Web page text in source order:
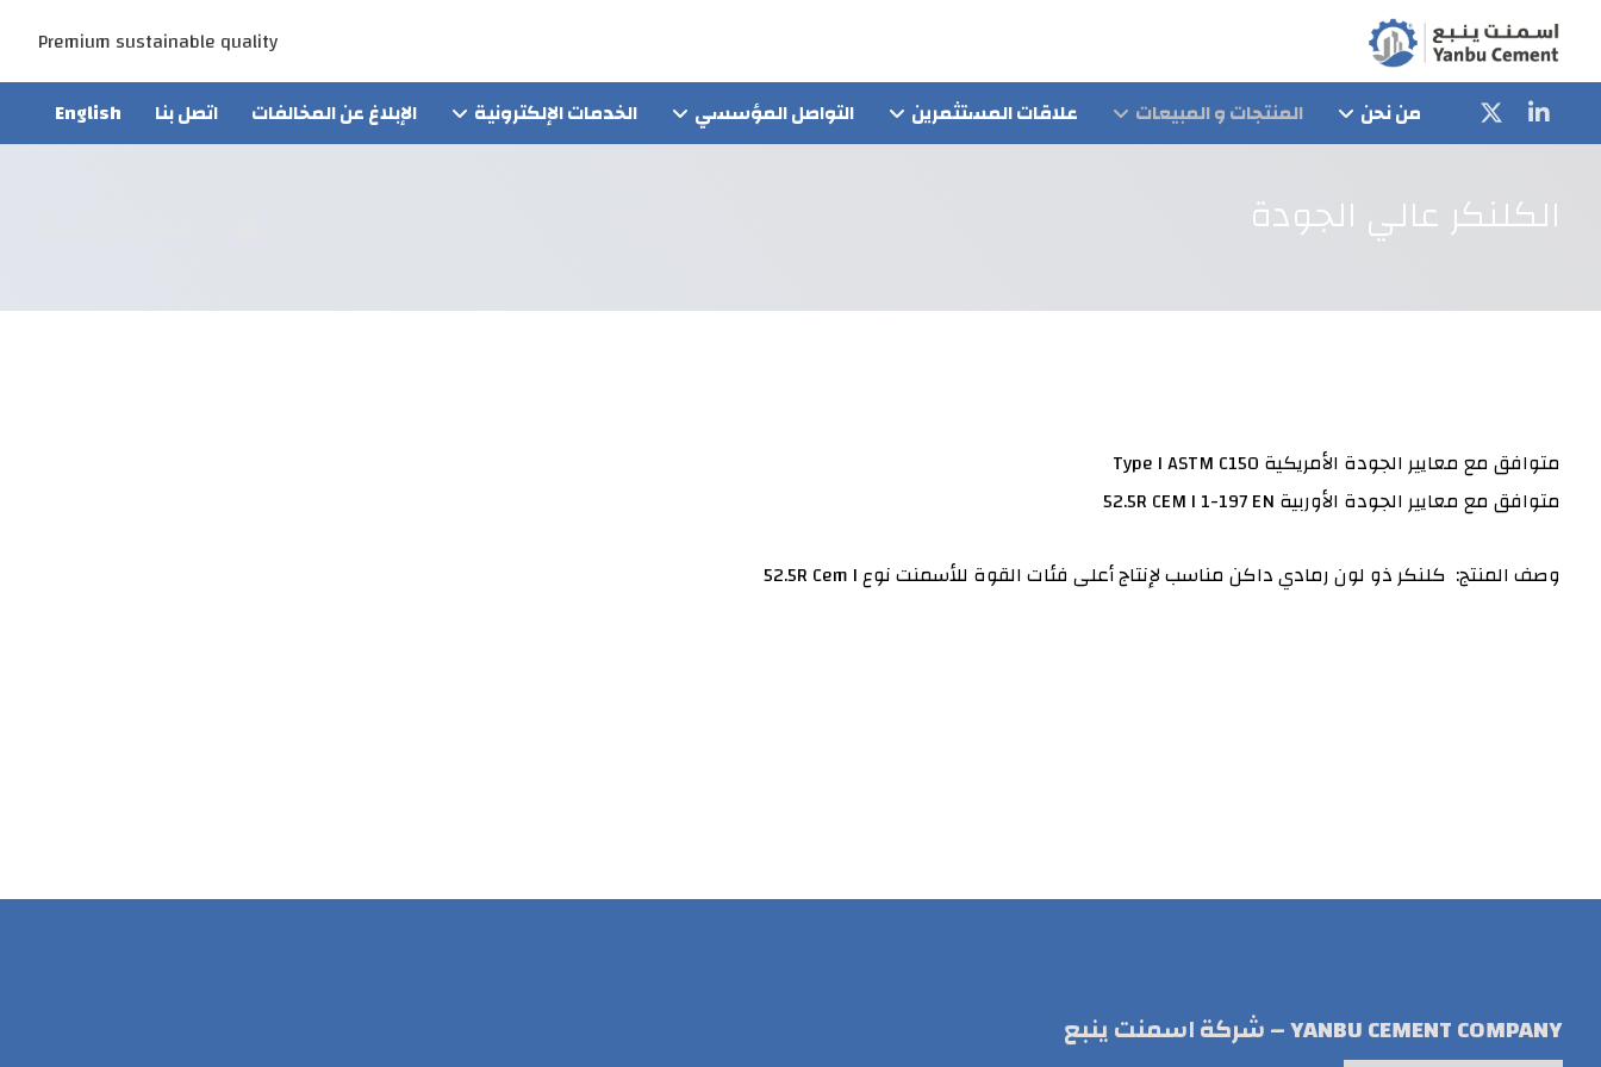
Premium sustainable quality
من نحن
المنتجات و المبيعات علاقات المستثمرين التواصل المؤسسي الخدمات الإلكترونية الإبلاغ عن المخالفات اتصل بنا English
الكلنكر عالي الجودة
متوافق مع معايير الجودة الأمريكية Type I ASTM C150
متوافق مع معايير الجودة الأوربية 52.5R CEM I 1-197 EN
وصف المنتج: كلنكر ذو لون رمادي داكن مناسب لإنتاج أعلى فئات القوة للأسمنت نوع 52.5R Cem I
YANBU CEMENT COMPANY – شركة اسمنت ينبع